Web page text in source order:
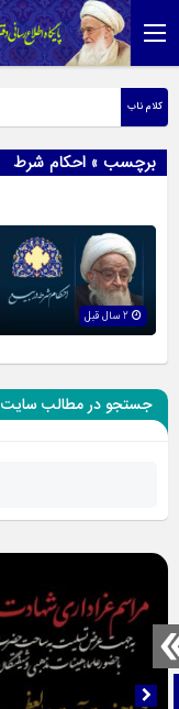
صفحه نخست
کلام ناب
برچسب » احکام شرط
جستجو در مطالب سایت